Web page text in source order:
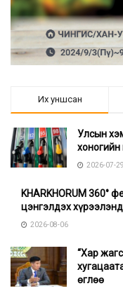
Их уншсан
Улсын
2026-07-29
KHARKHORUM 360°
цэнгэлдэх
2026-08-06
“Хар
өглөө